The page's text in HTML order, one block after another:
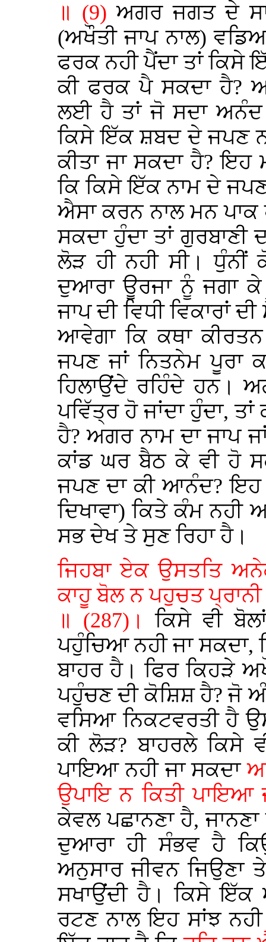
॥ (9)ਅਗਰ ਜਗਤ ਦੇ
(ਅਖੌਤੀ ਜਾਪ ਨਾਲ)
ਫਰਕ ਨਹੀ ਪੈਂਦਾ ਤਾਂ
ਕੀ ਫਰਕ ਪੈ ਸਕਦਾ ਹੈ?
ਲਈ ਹੈ ਤਾਂ ਜੋ ਸਦਾ
ਕਿਸੇ ਇੱਕ ਸ਼ਬਦ ਦੇ ਜਪਣ
ਕੀਤਾ ਜਾ ਸਕਦਾ ਹੈ?
ਕਿ ਕਿਸੇ ਇੱਕ ਨਾਮ ਦੇ
ਐਸਾ ਕਰਨ ਨਾਲ ਮਨ
ਸਕਦਾ ਹੁੰਦਾ ਤਾਂ
ਲੋੜ ਹੀ ਨਹੀ ਸੀ। ਧੁੰਨੀਂ
ਦੁਆਰਾ ਊਰਜਾ ਨੂੰ ਜਗਾ
ਜਾਪ ਦੀ ਵਿਧੀ ਵਿਕਾਰਾਂ
ਆਵੇਗਾ ਕਿ ਕਥਾ
ਜਪਣ ਜਾਂ ਨਿਤਨੇਮ ਪੂਰਾ
ਹਿਲਾਉਂਦੇ ਰਹਿੰਦੇ ਹਨ।
ਪਵਿੱਤ੍ਰ ਹੋ ਜਾਂਦਾ ਹੁੰਦਾ,
ਹੈ? ਅਗਰ ਨਾਮ ਦਾ ਜਾਪ
ਕਾਂਡ ਘਰ ਬੈਠ ਕੇ ਵੀ ਹੋ
ਜਪਣ ਦਾ ਕੀ ਆਨੰਦ?
ਦਿਖਾਵਾ) ਕਿਤੇ ਕੰਮ
ਸਭ ਦੇਖ ਤੇ ਸੁਣ ਰਿਹਾ ਹੈ।
ਜਿਹਬਾ ਏਕ ਉਸਤਤਿ
ਕਾਹੂ ਬੋਲ ਨ ਪਹੁਚਤ
॥ (287)।ਕਿਸੇ ਵੀ
ਪਹੁੰਚਿਆ ਨਹੀ ਜਾ
ਬਾਹਰ ਹੈ। ਫਿਰ ਕਿਹੜੇ
ਪਹੁੰਚਣ ਦੀ ਕੋਸ਼ਿਸ਼ ਹੈ? ਜੋ
ਵਸਿਆ ਨਿਕਟਵਰਤੀ ਹੈ
ਕੀ ਲੋੜ? ਬਾਹਰਲੇ ਕਿਸੇ
ਪਾਇਆ ਨਹੀ ਜਾ ਸਕਦਾ
ਉਪਾਇ ਨ ਕਿਤੀ ਪਾਇਆ
ਕੇਵਲ ਪਛਾਨਣਾ ਹੈ,
ਦੁਆਰਾ ਹੀ ਸੰਭਵ ਹੈ
ਅਨੁਸਾਰ ਜੀਵਨ ਜਿਉਣਾ
ਸਖਾਉਂਦੀ ਹੈ। ਕਿਸੇ
ਰਟਣ ਨਾਲ ਇਹ ਸਾਂਝ